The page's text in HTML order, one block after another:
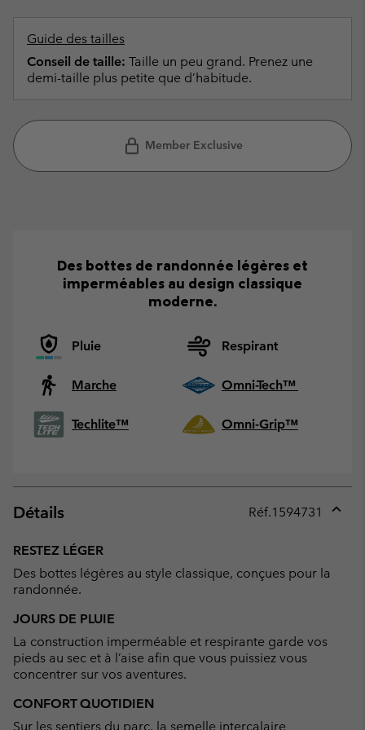
Guide des tailles
Conseil de taille: Taille un peu grand. Prenez une
demi-taille plus petite que d’habitude.
Member Exclusive
Des bottes de randonnée légères et
imperméables au design classique
moderne.
Pluie Respirant
Marche Omni-Tech™
Techlite™ Omni-Grip™
Détails Réf.1594731
RESTEZ LÉGER
Des bottes légères au style classique, conçues pour la
randonnée.
JOURS DE PLUIE
La construction imperméable et respirante garde vos
pieds au sec et à l’aise afin que vous puissiez vous
concentrer sur vos aventures.
CONFORT QUOTIDIEN
Sur les sentiers du parc, la semelle intercalaire